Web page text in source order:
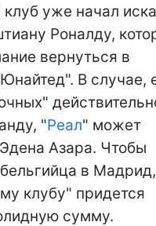
уже начал
Роналду,
вернуться в
Юнайтед". В случае,
"Реал" может
Азара. Чтобы
в Мадрид,
клубу" придется
сумму.